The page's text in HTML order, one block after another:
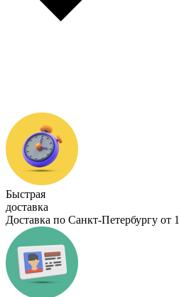
Быстрая
доставка
Доставка по Санкт-Петербургу от